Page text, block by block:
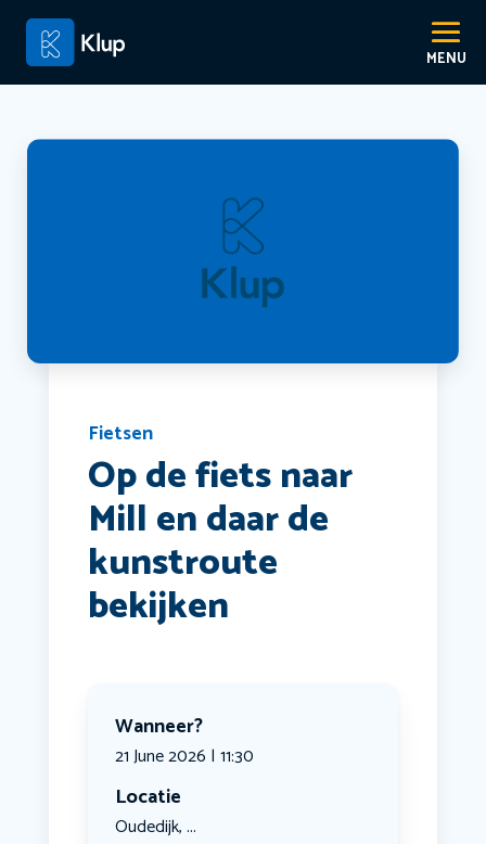
Fietsen
Op de fiets naar
Mill en daar de
kunstroute
bekijken
Wanneer?
21 June 2026 | 11:30
Locatie
Oudedijk, ...